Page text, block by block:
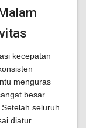
kecepatan
menguras
besar
seluruh
diatur